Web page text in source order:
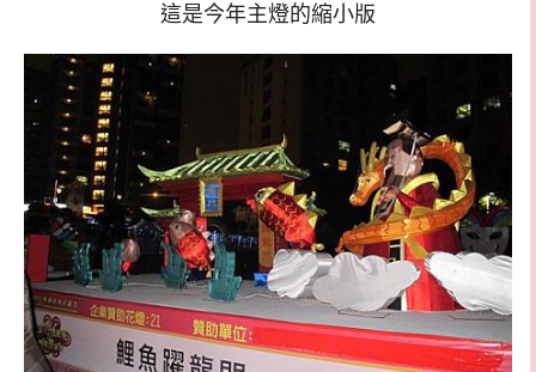
這是今年主燈的縮小版